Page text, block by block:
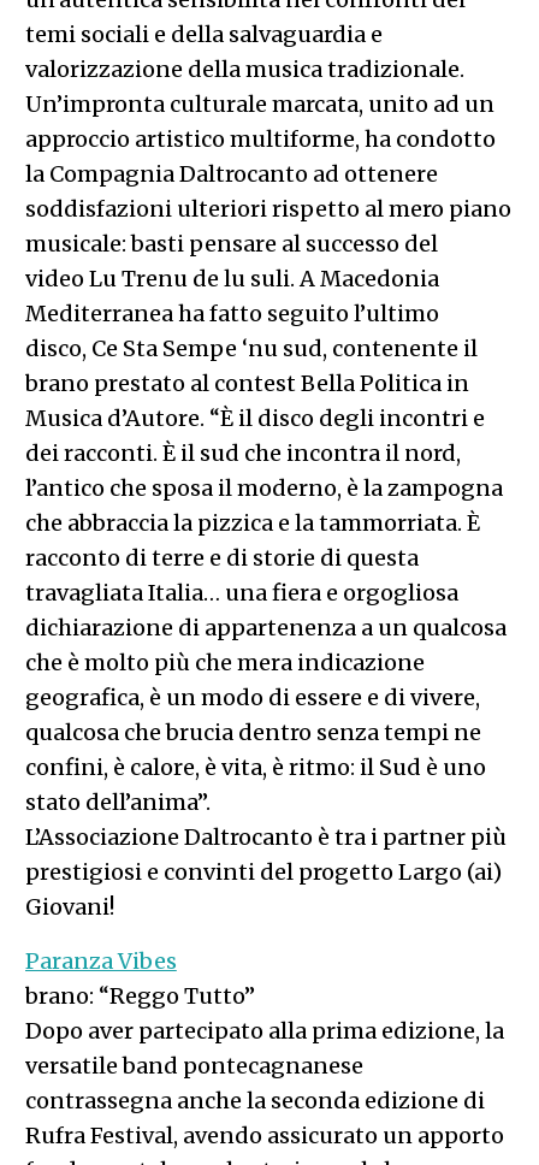
temi sociali e della salvaguardia e
valorizzazione della musica tradizionale.
Un’impronta culturale marcata, unito ad un
approccio artistico multiforme, ha condotto
la Compagnia Daltrocanto ad ottenere
soddisfazioni ulteriori rispetto al mero piano
musicale: basti pensare al successo del
video Lu Trenu de lu suli. A Macedonia
Mediterranea ha fatto seguito l’ultimo
disco, Ce Sta Sempe ‘nu sud, contenente il
brano prestato al contest Bella Politica in
Musica d’Autore. “È il disco degli incontri e
dei racconti. È il sud che incontra il nord,
l’antico che sposa il moderno, è la zampogna
che abbraccia la pizzica e la tammorriata. È
racconto di terre e di storie di questa
travagliata Italia… una fiera e orgogliosa
dichiarazione di appartenenza a un qualcosa
che è molto più che mera indicazione
geografica, è un modo di essere e di vivere,
qualcosa che brucia dentro senza tempi ne
confini, è calore, è vita, è ritmo: il Sud è uno
stato dell’anima”.
L’Associazione Daltrocanto è tra i partner più
prestigiosi e convinti del progetto Largo (ai)
Giovani!
Paranza Vibes
brano: “Reggo Tutto”
Dopo aver partecipato alla prima edizione, la
versatile band pontecagnanese
contrassegna anche la seconda edizione di
Rufra Festival, avendo assicurato un apporto